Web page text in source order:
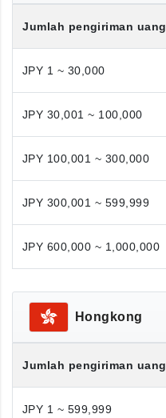
Jumlah pengiriman uang
JPY 1 ~ 30,000
JPY 30,001 ~ 100,000
JPY 100,001 ~ 300,000
JPY 300,001 ~ 599,999
JPY 600,000 ~ 1,000,000
Hongkong
Jumlah pengiriman uang
JPY 1 ~ 599,999